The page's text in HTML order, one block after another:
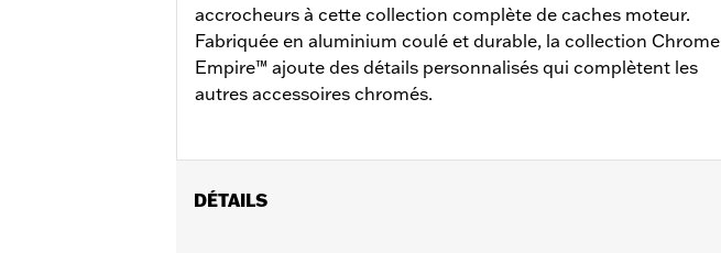
accrocheurs à cette collection complète de caches moteur.
Fabriquée en aluminium coulé et durable, la collection Chrome
Empire™ ajoute des détails personnalisés qui complètent les
autres accessoires chromés.
DÉTAILS